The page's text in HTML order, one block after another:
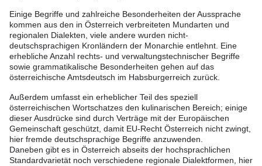
Einige Begriffe und zahlreiche Besonderheiten der Aussprache
kommen aus den in Österreich verbreiteten Mundarten und
regionalen Dialekten, viele andere wurden nicht-
deutschsprachigen Kronländern der Monarchie entlehnt. Eine
erhebliche Anzahl rechts- und verwaltungstechnischer Begriffe
sowie grammatikalische Besonderheiten gehen auf das
österreichische Amtsdeutsch im Habsburgerreich zurück.
Außerdem umfasst ein erheblicher Teil des speziell
österreichischen Wortschatzes den kulinarischen Bereich; einige
dieser Ausdrücke sind durch Verträge mit der Europäischen
Gemeinschaft geschützt, damit EU-Recht Österreich nicht zwingt,
hier fremde deutschsprachige Begriffe anzuwenden.
Daneben gibt es in Österreich abseits der hochsprachlichen
Standardvarietät noch verschiedene regionale Dialektformen, hier